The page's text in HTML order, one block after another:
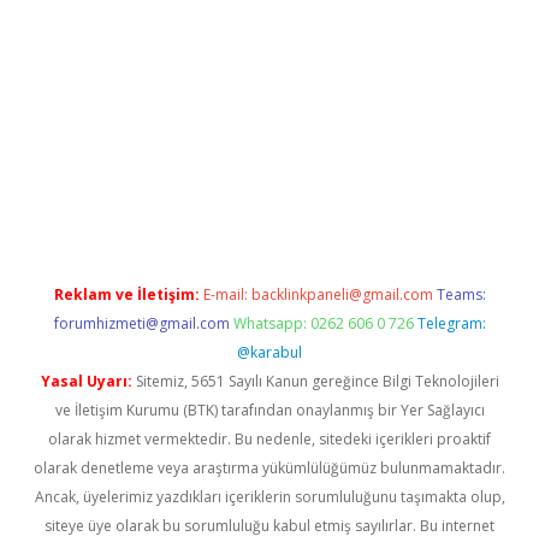
Reklam ve İletişim: E-mail: backlinkpaneli@gmail.com Teams:
forumhizmeti@gmail.com Whatsapp: 0262 606 0 726 Telegram:
@karabul
Yasal Uyarı: Sitemiz, 5651 Sayılı Kanun gereğince Bilgi Teknolojileri
ve İletişim Kurumu (BTK) tarafından onaylanmış bir Yer Sağlayıcı
olarak hizmet vermektedir. Bu nedenle, sitedeki içerikleri proaktif
olarak denetleme veya araştırma yükümlülüğümüz bulunmamaktadır.
Ancak, üyelerimiz yazdıkları içeriklerin sorumluluğunu taşımakta olup,
siteye üye olarak bu sorumluluğu kabul etmiş sayılırlar. Bu internet